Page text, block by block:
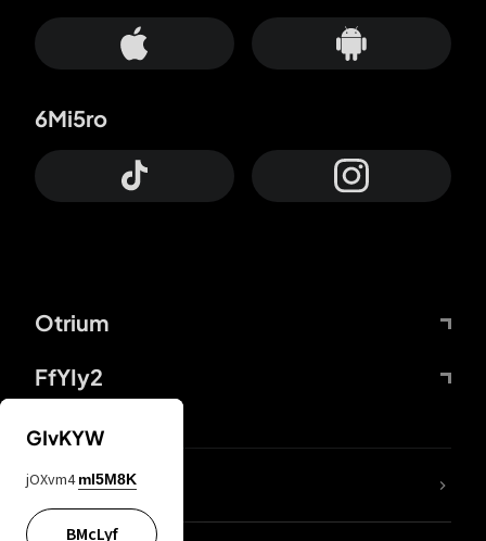
Otrium
FfYIy2
6Mi5ro
DDcvSo
GIvKYW
jOXvm4 mI5M8K
BMcLyf